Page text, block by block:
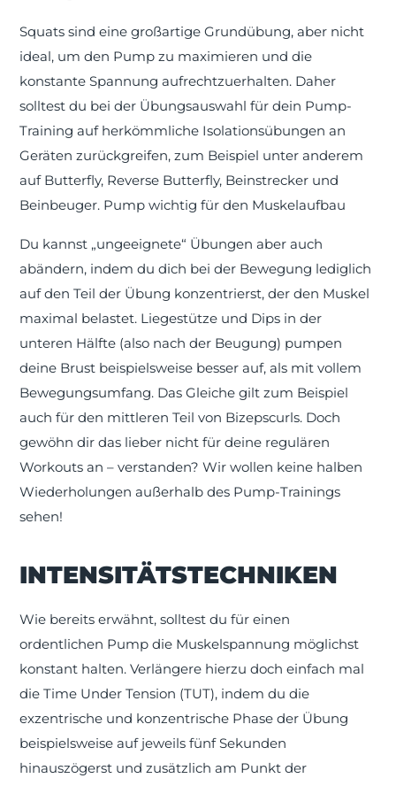
Squats sind eine großartige Grundübung, aber nicht
ideal, um den Pump zu maximieren und die
konstante Spannung aufrechtzuerhalten. Daher
solltest du bei der Übungsauswahl für dein Pump-
Training auf herkömmliche Isolationsübungen an
Geräten zurückgreifen, zum Beispiel unter anderem
auf Butterfly, Reverse Butterfly, Beinstrecker und
Beinbeuger. Pump wichtig für den Muskelaufbau
Du kannst „ungeeignete“ Übungen aber auch
abändern, indem du dich bei der Bewegung lediglich
auf den Teil der Übung konzentrierst, der den Muskel
maximal belastet. Liegestütze und Dips in der
unteren Hälfte (also nach der Beugung) pumpen
deine Brust beispielsweise besser auf, als mit vollem
Bewegungsumfang. Das Gleiche gilt zum Beispiel
auch für den mittleren Teil von Bizepscurls. Doch
gewöhn dir das lieber nicht für deine regulären
Workouts an – verstanden? Wir wollen keine halben
Wiederholungen außerhalb des Pump-Trainings
sehen!
INTENSITÄTSTECHNIKEN
Wie bereits erwähnt, solltest du für einen
ordentlichen Pump die Muskelspannung möglichst
konstant halten. Verlängere hierzu doch einfach mal
die Time Under Tension (TUT), indem du die
exzentrische und konzentrische Phase der Übung
beispielsweise auf jeweils fünf Sekunden
hinauszögerst und zusätzlich am Punkt der